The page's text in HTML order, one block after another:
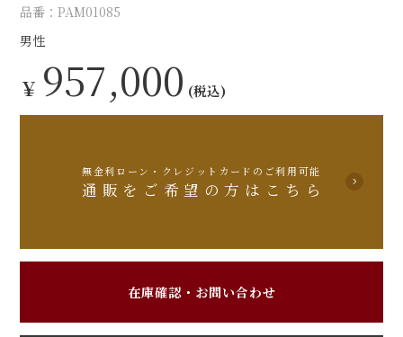
品番：PAM01085
男性
￥ 957,000 (税込)
無金利ローン・クレジットカードのご利用可能
通販をご希望の方はこちら
在庫確認・お問い合わせ